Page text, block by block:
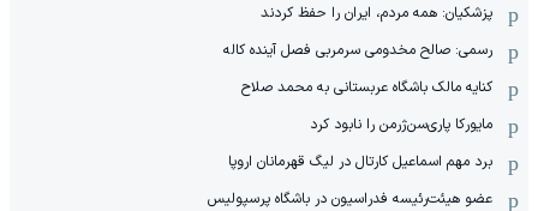
پزشکیان: همه مردم، ایران را حفظ کردند
رسمی: صالح مخدومی سرمربی فصل آینده کاله
کنایه مالک باشگاه عربستانی به محمد صلاح
مایورکا پاری‌سن‌ژرمن را نابود کرد
برد مهم اسماعیل کارتال در لیگ قهرمانان اروپا
عضو هیئت‌رئیسه فدراسیون در باشگاه پرسپولیس